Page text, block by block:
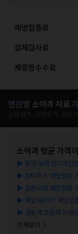
예방접종료
검체검사료
제증명수수료
병원별 소아과 치료
소아과 평균 가격
▶ 홍역/유행성이하선
▶ 장티푸스 예방접종
▶ 일본뇌염 예방접종
▶ 백일해/DPT 예방접
▶ 경동맥 초음파 비용
전체보기